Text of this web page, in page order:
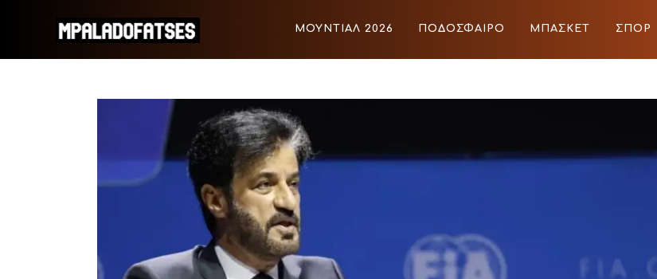
ΜΟΥΝΤΙΑΛ 2026 ΠΟΔΟΣΦΑΙΡΟ ΜΠΑΣΚΕΤ ΣΠΟΡ
ΜΟΥΝΤΙΑΛ 2026
ΠΟΔΟΣΦΑΙΡΟ
BEYOND SPORTS